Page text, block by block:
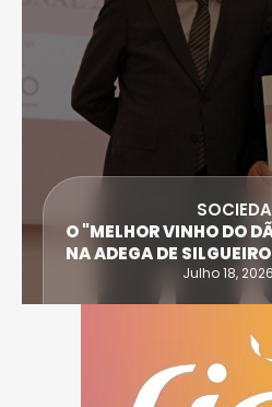
O "MELHOR VINHO DO
NA ADEGA DE
Julho 18, 2026